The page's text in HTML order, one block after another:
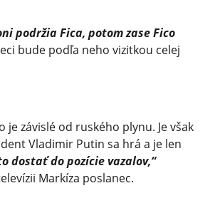
podržia Fica, potom zase Fico
bude podľa neho vizitkou celej
je závislé od ruského plynu. Je však
Vladimir Putin sa hrá a je len
dostať do pozície vazalov,“
Markíza poslanec.